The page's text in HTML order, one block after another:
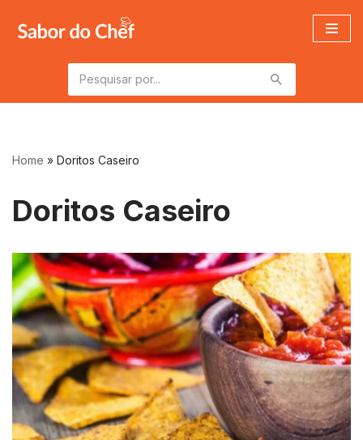
Pular
conteúdo
Home » Doritos Caseiro
Doritos Caseiro